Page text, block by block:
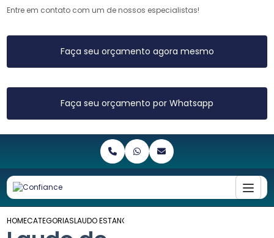
Entre em contato com um de nossos especialistas!
Faça seu orçamento agora mesmo
Faça seu orçamento por Whatsapp
HOMECATEGORIASLAUDO ESTANQUEIDADE SAO PAULO